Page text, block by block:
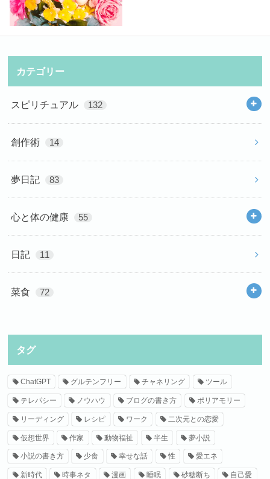
カテゴリー
スピリチュアル 132
創作術 14
夢日記 83
心と体の健康 55
日記 11
菜食 72
タグ
ChatGPT グルテンフリー チャネリング ツール
テレパシー ノウハウ ブログの書き方 ポリアモリー
リーディング レシピ ワーク 二次元との恋愛
仮想世界 作家 動物福祉 半生 夢小説
小説の書き方 少食 幸せな話 性 愛エネ
新時代 時事ネタ 漫画 睡眠 砂糖断ち 自己愛